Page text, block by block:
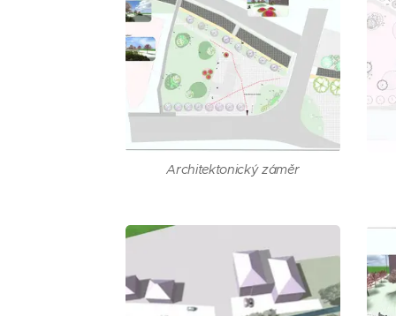
Architektonický záměr